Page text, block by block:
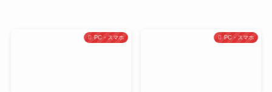
PC・スマホ PC・スマホ